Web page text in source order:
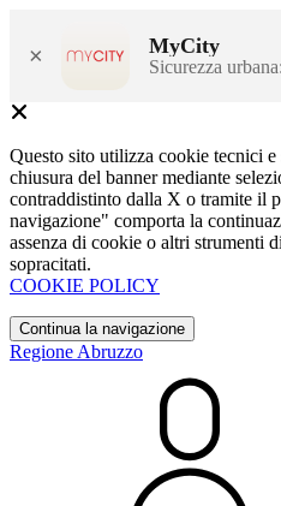
× MyCity
Sicurezza
Questo sito utilizza cookie tecnici
chiusura del banner mediante
contraddistinto dalla X o tramite il
navigazione" comporta la
assenza di cookie o altri strumenti
sopracitati.
COOKIE POLICY
Continua la navigazione
Regione Abruzzo